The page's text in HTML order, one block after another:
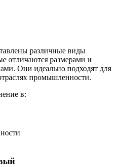
различные виды
отличаются размерами и
Они идеально подходят для
промышленности.
в: